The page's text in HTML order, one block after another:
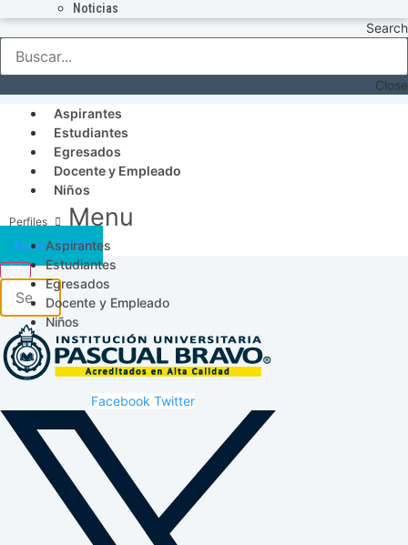
Noticias
Search
Close
Aspirantes
Estudiantes
Egresados
Docente y Empleado
Niños
Menu
Aspirantes
Estudiantes
Egresados
Docente y Empleado
Niños
Acceso SICAU
Facebook Twitter